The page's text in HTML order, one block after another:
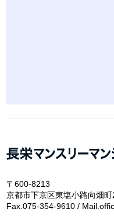
〒600-8213
京都市下京区東塩小路向畑
Fax.075-354-9610 /